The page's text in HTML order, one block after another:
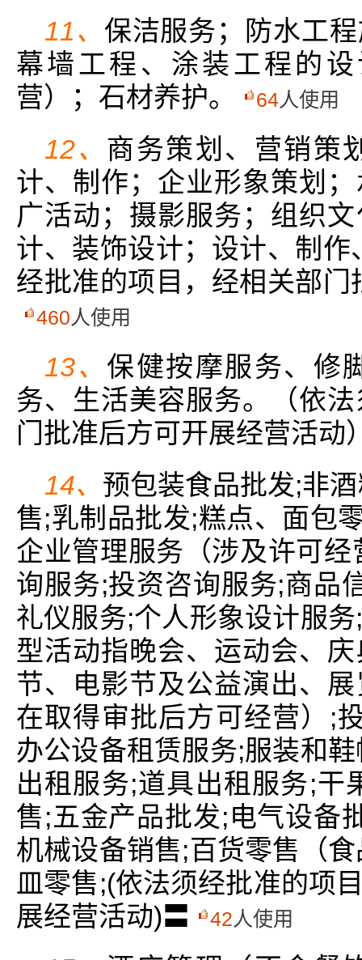
11、 保洁服务；防水工
幕墙工程、涂装工程的
营）；石材养护。
64人使用
12、 商务策划、营销策
计、制作；企业形象策划
广活动；摄影服务；组织
计、装饰设计；设计、制
经批准的项目，经相关部
460人使用
13、 保健按摩服务、修
务、生活美容服务。（依
门批准后方可开展经营活动
14、 预包装食品批发;非
售;乳制品批发;糕点、面包
企业管理服务（涉及许可
询服务;投资咨询服务;商品
礼仪服务;个人形象设计服
型活动指晚会、运动会、
节、电影节及公益演出、
在取得审批后方可经营）;
办公设备租赁服务;服装和
出租服务;道具出租服务;干
售;五金产品批发;电气设备
机械设备销售;百货零售（
皿零售;(依法须经批准的项
展经营活动)〓
42人使用